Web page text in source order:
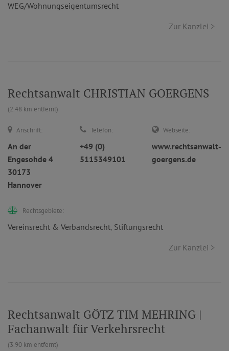
WEG/Wohnungseigentumsrecht
Zur Kanzlei >
Rechtsanwalt CHRISTIAN GOERGENS
(2.48 km entfernt)
Anschrift:
An der
Engesohde 4
30173
Hannover
Telefon:
+49 (0)
5115349101
Webseite:
www.rechtsanwalt-
goergens.de
Rechtsgebiete:
Vereinsrecht & Verbandsrecht, Stiftungsrecht
Zur Kanzlei >
Rechtsanwalt GÖTZ TIM MEHRING |
Fachanwalt für Verkehrsrecht
(3.90 km entfernt)